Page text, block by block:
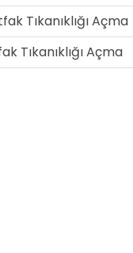
Tıkanıklığı Açma
Tıkanıklığı Açma